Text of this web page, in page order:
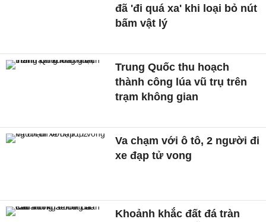
đã 'đi quá xa' khi loại bỏ nút
bấm vật lý
Trung Quốc thu hoạch
thành công lúa vũ trụ trên
trạm không gian
Va chạm với ô tô, 2 người đi
xe đạp tử vong
Khoảnh khắc đất đá tràn